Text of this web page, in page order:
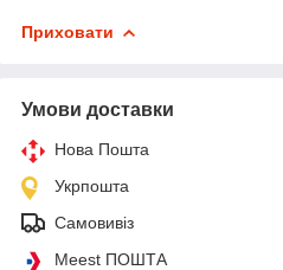
Приховати
Умови доставки
Нова Пошта
Укрпошта
Самовивіз
Meest ПОШТА